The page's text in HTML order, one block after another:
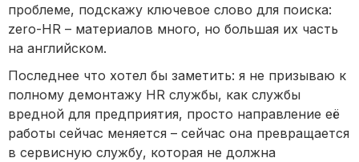
проблеме, подскажу ключевое слово для поиска:
zero-HR – материалов много, но большая их часть
на английском.
Последнее что хотел бы заметить: я не призываю к
полному демонтажу HR службы, как службы
вредной для предприятия, просто направление её
работы сейчас меняется – сейчас она превращается
в сервисную службу, которая не должна